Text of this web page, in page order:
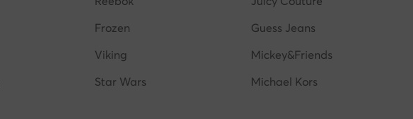
Frozen
Guess Jeans
Viking
Mickey&Friends
Star Wars Michael Kors